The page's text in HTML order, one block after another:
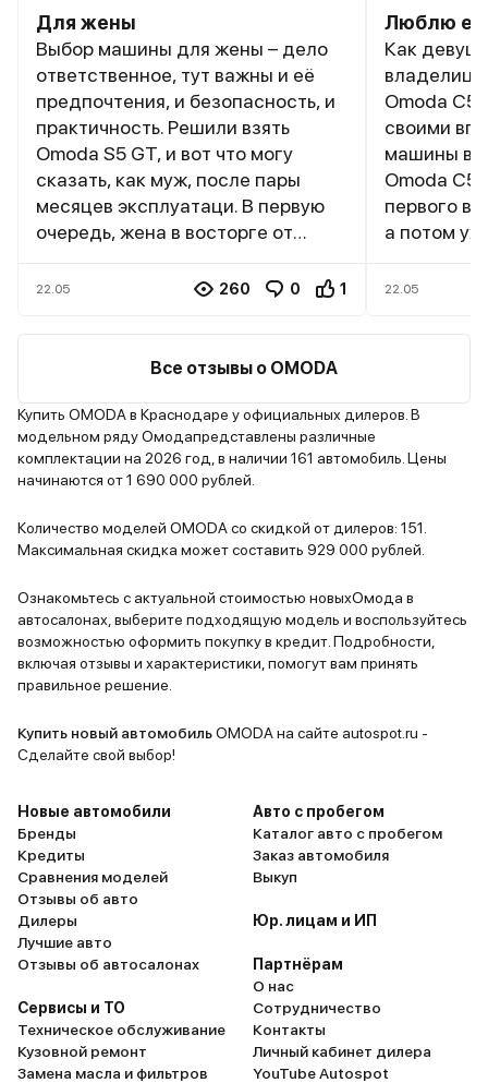
Для жены
Выбор машины для жены – дело
ответственное, тут важны и её
предпочтения, и безопасность, и
практичность. Решили взять
Omoda S5 GT, и вот что могу
сказать, как муж, после пары
месяцев эксплуатаци. В первую
очередь, жена в восторге от
понравился дерзкий дизайн,
спортивные элементы. Цвет
выбрали красный – яркий, ей
важно, чтобы машина выделялась
и нравилась ей визуально. Салон,
как по мне, тоже неплох. Кожаные
сиденья с красной прострочкой
смотрятся стильно, а жене
главное, что удобно. Говорит,
Приятно удивило наличие
панорамной крыши добавляет
света и ощущения простора. Два
экрана, конечно, выглядят
говоря, больше важна интуитивно
понятная навигация и
телефон для музыки. Что
касается ездовых качеств, то
Omoda S5 GT оказалась
достаточно резвой. Жена,
конечно, не гонщик, но ей
нравится, что машина быстро
разгоняется и легко маневрирует
в городе. Говорит, что удобно
парковаться благодаря камере
заднего вида и парктроникам.
Подвеска, на мой вкус,
22.05 260 0 1
Люблю ее
Как
Omoda C5,
своими
машины
Omoda C5
первого
а потом
работает
больше не
помощи
полосе,
делают
22.05
Все отзывы о OMODA
Купить OMODA в Краснодаре у официальных дилеров. В
модельном ряду Омодапредставлены различные
комплектации на 2026 год, в наличии 161 автомобиль. Цены
начинаются от 1 690 000 рублей.
Количество моделей OMODA со скидкой от дилеров: 151.
Максимальная скидка может составить 929 000 рублей.
Ознакомьтесь с актуальной стоимостью новыхОмода в
автосалонах, выберите подходящую модель и воспользуйтесь
возможностью оформить покупку в кредит. Подробности,
включая отзывы и характеристики, помогут вам принять
правильное решение.
Купить новый автомобильOMODA на сайте autospot.ru -
Сделайте свой выбор!
Новые автомобили
Бренды
Кредиты
Сравнения моделей
Отзывы об авто
Дилеры
Лучшие авто
Отзывы об автосалонах
Сервисы и ТО
Техническое обслуживание
Кузовной ремонт
Замена масла и фильтров
Авто с пробегом
Каталог авто с пробегом
Заказ автомобиля
Выкуп
Юр. лицам и ИП
Партнёрам
О нас
Сотрудничество
Контакты
Личный кабинет дилера
YouTube Autospot